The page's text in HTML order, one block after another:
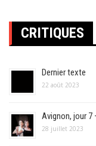
CRITIQUES
Dernier texte
22 août 2023
Avignon, jour 7
28 juillet 2023